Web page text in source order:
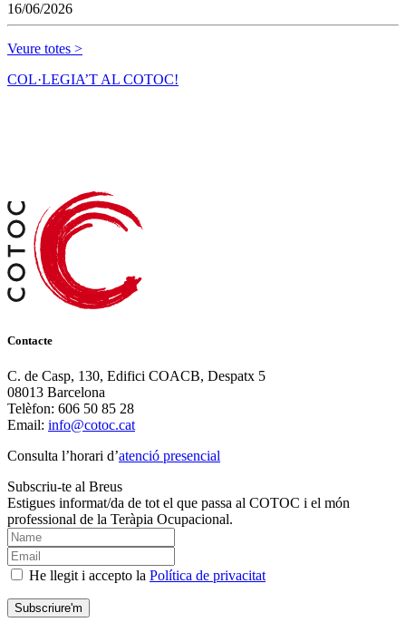
16/06/2026
Veure totes >
COL·LEGIA’T AL COTOC!
Contacte
C. de Casp, 130, Edifici COACB, Despatx 5
08013 Barcelona
Telèfon: 606 50 85 28
Email: info@cotoc.cat
Consulta l’horari d’atenció presencial
Subscriu-te al Breus
Estigues informat/da de tot el que passa al COTOC i el món
professional de la Teràpia Ocupacional.
He llegit i accepto la Política de privacitat